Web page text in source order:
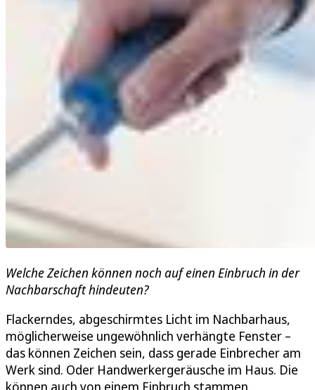
Welche Zeichen können noch auf einen Einbruch in der
Nachbarschaft hindeuten?
Flackerndes, abgeschirmtes Licht im Nachbarhaus,
möglicherweise ungewöhnlich verhängte Fenster –
das können Zeichen sein, dass gerade Einbrecher am
Werk sind. Oder Handwerkergeräusche im Haus. Die
können auch von einem Einbruch stammen.